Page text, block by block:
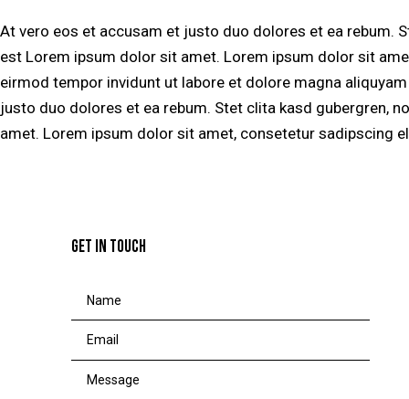
At vero eos et accusam et justo duo dolores et ea rebum.
est Lorem ipsum dolor sit amet. Lorem ipsum dolor sit
eirmod tempor invidunt ut labore et dolore magna
justo duo dolores et ea rebum. Stet clita kasd gubergren,
amet. Lorem ipsum dolor sit amet, consetetur sadipscing
GET IN TOUCH